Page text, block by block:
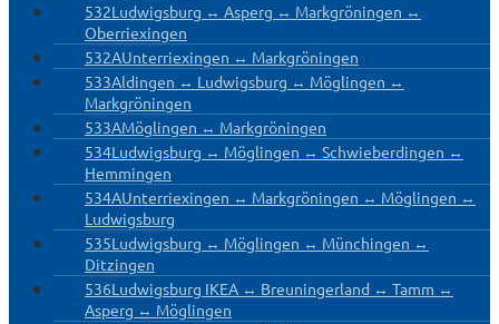
532Ludwigsburg ↔ Asperg ↔ Markgröningen ↔
Oberriexingen
532AUnterriexingen ↔ Markgröningen
533Aldingen ↔ Ludwigsburg ↔ Möglingen ↔
Markgröningen
533AMöglingen ↔ Markgröningen
534Ludwigsburg ↔ Möglingen ↔ Schwieberdingen ↔
Hemmingen
534AUnterriexingen ↔ Markgröningen ↔ Möglingen ↔
Ludwigsburg
535Ludwigsburg ↔ Möglingen ↔ Münchingen ↔
Ditzingen
536Ludwigsburg IKEA ↔ Breuningerland ↔ Tamm ↔
Asperg ↔ Möglingen